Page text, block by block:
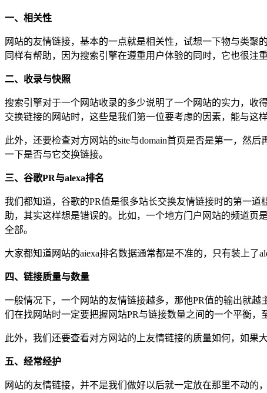
一、相关性
网站的友情链接，基本的一点就是相关性，试想一下物与类
同样有帮助，因为搜索引擎在遵重用户体验的同时，它也很注
二、收录与快照
搜索引擎对于一个网站收录的多少说明了一个网站的实力，收
交换链接的网站时，这些是我们第一位要考虑的因素，能与这
此外，还要检查对方网站的site与domain首页是否是第一，然
一下是否与它交换链接。
三、谷歌PR与alexa排名
我们都知道，谷歌的PR值是很多站长交换友情链接时的第一
助，其实这样想是错误的。比如，一个地方门户网站的频道页
全部。
大家都知道网站的aiexa排名数据通常都是不准的，只有装上了
四、链接质量与数量
一般情况下，一个网站的友情链接越多，那他PR值的输出就
们在找网站时一定要把握网站PR与链接数量之间的一个平衡，
此外，我们还要查看对方网站的上友情链接的质量如何，如果
五、经常经护
网站的友情链接，并不是我们做好以后就一定放在那里不动